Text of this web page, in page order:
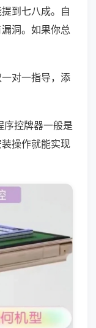
到七八成。自
洞。如果你总
对一指导，添
序控牌器一般是
操作就能实现